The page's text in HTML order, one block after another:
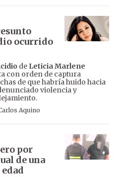
ocurrido
de Leticia Marlene
con orden de captura
de que habría huido hacia
violencia y
Aquino
por
de una